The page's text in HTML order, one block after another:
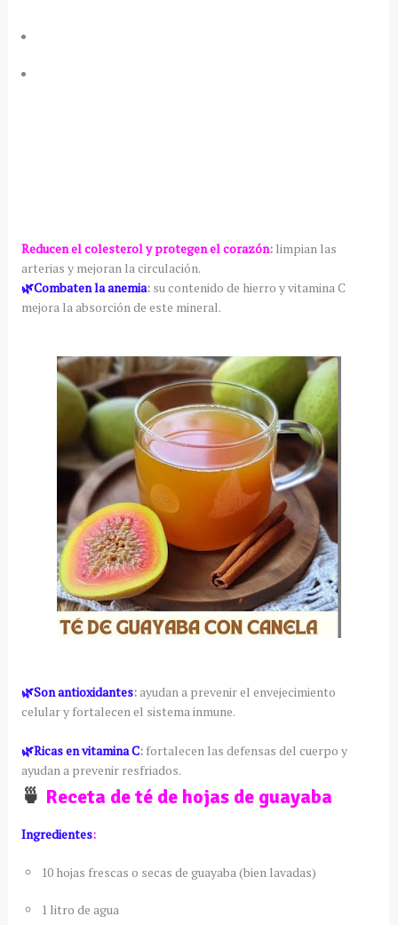
Reducen el colesterol y protegen el corazón:limpian las
arterias y mejoran la circulación.
🌿Combaten la anemia:su contenido de hierro y vitamina C
mejora la absorción de este mineral.
🌿Son antioxidantes:ayudan a prevenir el envejecimiento
celular y fortalecen el sistema inmune.
🌿Ricas en vitamina C:fortalecen las defensas del cuerpo y
ayudan a prevenir resfriados.
🍵 Receta de té de hojas de guayaba
Ingredientes:
10 hojas frescas o secas de guayaba (bien lavadas)
1 litro de agua